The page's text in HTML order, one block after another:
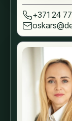
+371 24